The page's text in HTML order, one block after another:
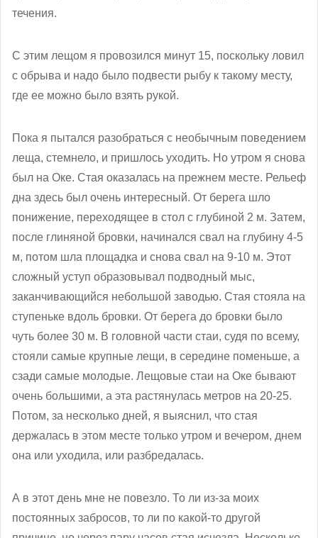
течения.
С этим лещом я провозился минут 15, поскольку ловил
с обрыва и надо было подвести рыбу к такому месту,
где ее можно было взять рукой.
Пока я пытался разобраться с необычным поведением
леща, стемнело, и пришлось уходить. Но утром я снова
был на Оке. Стая оказалась на прежнем месте. Рельеф
дна здесь был очень интересный. От берега шло
понижение, переходящее в стол с глубиной 2 м. Затем,
после глиняной бровки, начинался свал на глубину 4-5
м, потом шла площадка и снова свал на 9-10 м. Этот
сложный уступ образовывал подводный мыс,
заканчивающийся небольшой заводью. Стая стояла на
ступеньке вдоль бровки. От берега до бровки было
чуть более 30 м. В головной части стаи, судя по всему,
стояли самые крупные лещи, в середине поменьше, а
сзади самые молодые. Лещовые стаи на Оке бывают
очень большими, а эта растянулась метров на 20-25.
Потом, за несколько дней, я выяснил, что стая
держалась в этом месте только утром и вечером, днем
она или уходила, или разбредалась.
А в этот день мне не повезло. То ли из-за моих
постоянных забросов, то ли по какой-то другой